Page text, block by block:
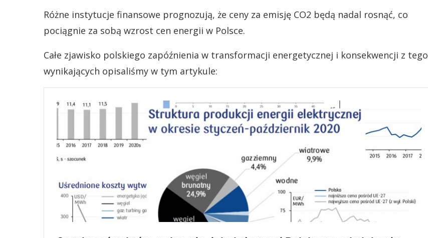
Różne instytucje finansowe prognozują, że ceny za emisję CO2 będą nadal rosnąć, co
pociągnie za sobą wzrost cen energii w Polsce.
Całe zjawisko polskiego zapóźnienia w transformacji energetycznej i konsekwencji z tego
wynikających opisaliśmy w tym artykule: